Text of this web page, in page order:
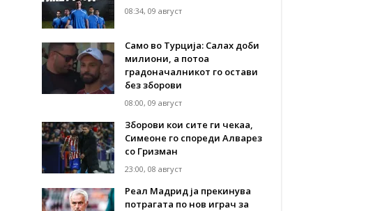
08:34, 09 август
Само во Турција: Салах доби
милиони, а потоа
градоначалникот го остави
без зборови
08:00, 09 август
Зборови кои сите ги чекаа,
Симеоне го спореди Алварез
со Гризман
23:00, 08 август
Реал Мадрид ја прекинува
потрагата по нов играч за